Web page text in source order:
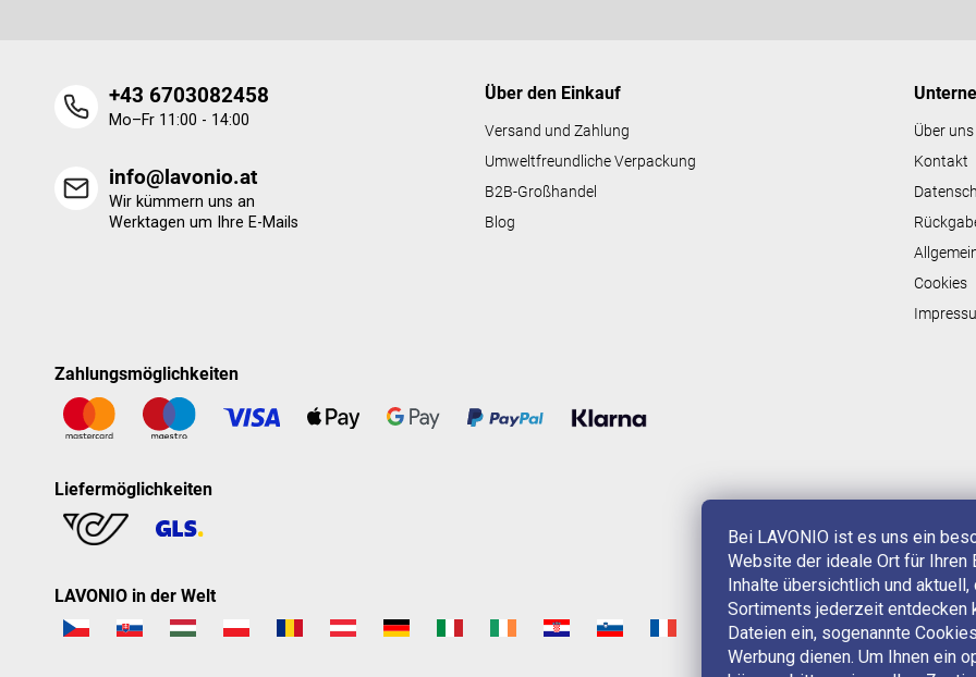
Bei LAVONIO ist es uns ein
Website der ideale Ort für Ihren
Inhalte übersichtlich und
Sortiments jederzeit entdecken
Dateien ein, sogenannte
Werbung dienen. Um Ihnen ein
+43 6703082458
Mo–Fr 11:00 - 14:00
info@lavonio.at
Wir kümmern uns an
Werktagen um Ihre E-Mails
Über den Einkauf
Versand und Zahlung
Umweltfreundliche Verpackung
B2B-Großhandel
Blog
Über uns
Kontakt
Cookies
Zahlungsmöglichkeiten
Liefermöglichkeiten
LAVONIO in der Welt